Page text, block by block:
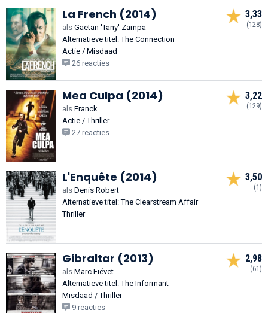
La French (2014)
als Gaëtan 'Tany' Zampa
Alternatieve titel: The Connection
Actie / Misdaad
26 reacties
3,33
(128)
Mea Culpa (2014)
als Franck
Actie / Thriller
27 reacties
3,22
(129)
L'Enquête (2014)
als Denis Robert
Alternatieve titel: The Clearstream Affair
Thriller
3,50
(1)
Gibraltar (2013)
als Marc Fiévet
Alternatieve titel: The Informant
Misdaad / Thriller
9 reacties
2,98
(61)